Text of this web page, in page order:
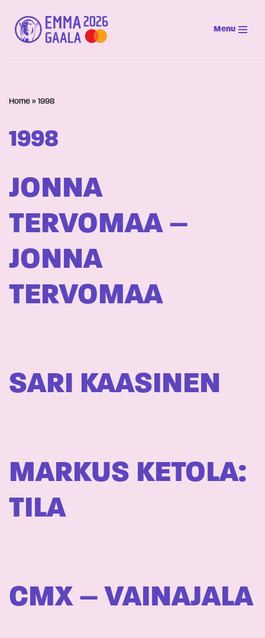
Siirry
suoraan
Menu
Home » 1998
1998
JONNA
TERVOMAA –
JONNA
TERVOMAA
SARI KAASINEN
MARKUS KETOLA:
TILA
CMX – VAINAJALA